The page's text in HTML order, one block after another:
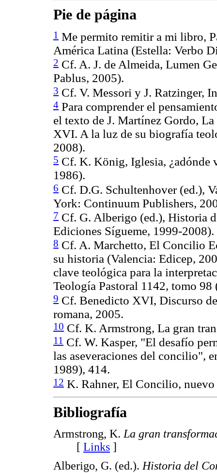
Pie de página
1 Me permito remitir a mi libro,
América Latina (Estella: Verbo
2 Cf. A. J. de Almeida, Lumen
Pablus, 2005).
3 Cf. V. Messori y J. Ratzinger,
4 Para comprender el
el texto de J. Martínez Gordo,
XVI. A la luz de su biografía
2008).
5 Cf. K. König, Iglesia, ¿adónde
1986).
6 Cf. D.G. Schultenhover (ed.),
York: Continuum Publishers,
7 Cf. G. Alberigo (ed.), Historia
Ediciones Sígueme, 1999-2008).
8 Cf. A. Marchetto, El Concilio
su historia (Valencia: Edicep,
clave teológica para la
Teología Pastoral 1142, tomo
9 Cf. Benedicto XVI, Discurso
romana, 2005.
10 Cf. K. Armstrong, La gran
11 Cf. W. Kasper, "El desafío
las aseveraciones del concilio",
1989), 414.
12 K. Rahner, El Concilio,
Bibliografía
Armstrong, K. La gran
[ Links ]
Alberigo, G. (ed.). Historia del